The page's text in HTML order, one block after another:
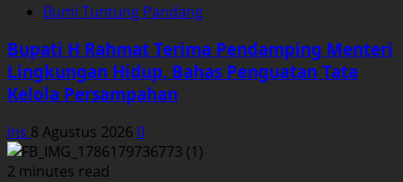
Bumi Tuntung Pandang
Bupati H Rahmat Terima Pendamping Menteri
Lingkungan Hidup, Bahas Penguatan Tata
Kelola Persampahan
Ins 8 Agustus 2026 0
2 minutes read